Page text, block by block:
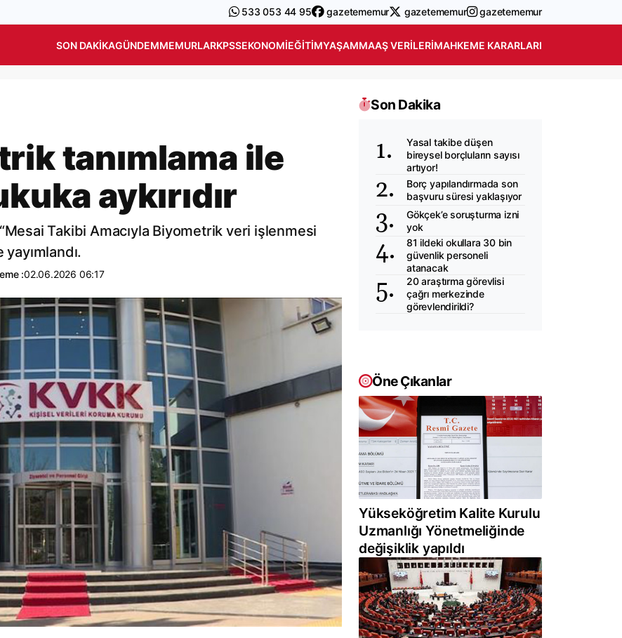
533 053 44 95 gazetememur gazetememur gazetememur
SON DAKIKAGÜNDEMMEMURLARKPSSEKONOMIEĞITIMYAŞAMMAAŞ VERILERIMAHKEME KARARLARI
tanımlama ile
aykırıdır
Takibi Amacıyla Biyometrik veri işlenmesi
:02.06.2026 06:17
Son Dakika
Yasal takibe düşen
bireysel borçluların sayısı
artıyor!
Borç yapılandırmada son
başvuru süresi yaklaşıyor
Gökçek’e soruşturma izni
yok
81 ildeki okullara 30 bin
güvenlik personeli
atanacak
20 araştırma görevlisi
çağrı merkezinde
görevlendirildi?
Öne Çıkanlar
Yükseköğretim Kalite Kurulu
Uzmanlığı Yönetmeliğinde
değişiklik yapıldı